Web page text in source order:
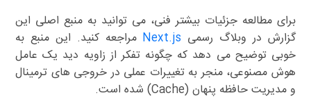
برای مطالعه جزئیات بیشتر فنی، می توانید به منبع اصلی این
گزارش در وبلاگ رسمی Next.js مراجعه کنید. این منبع به
خوبی توضیح می دهد که چگونه تفکر از زاویه دید یک عامل
هوش مصنوعی، منجر به تغییرات عملی در خروجی های ترمینال
و مدیریت حافظه پنهان (Cache) شده است.